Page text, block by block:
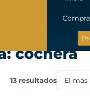
cochera
13 resultados